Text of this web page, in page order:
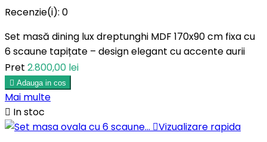
Recenzie(i): 0
Set masă dining lux dreptunghi MDF 170x90 cm fixa cu
6 scaune tapițate – design elegant cu accente aurii
Pret 2.800,00 lei
 Adauga in cos
Mai multe
 In stoc
Vizualizare rapida